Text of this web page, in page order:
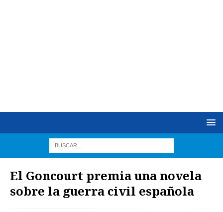
El Goncourt premia una novela
sobre la guerra civil española